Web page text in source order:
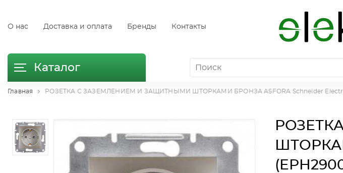
О нас Доставка и оплата Бренды Контакты
Каталог
Главная РОЗЕТКА С ЗАЗЕМЛЕНИЕМ И ЗАЩИТНЫМИ ШТОРКАМИ БРОНЗА ASFORA Schneider Electric